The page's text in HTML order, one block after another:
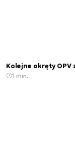
Kolejne okręty OPV
1 min.